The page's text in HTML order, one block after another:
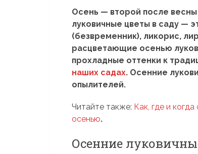
Осень — второй после
луковичные цветы в саду —
(безвременник), ликорис,
расцветающие осенью
прохладные оттенки к
наших садах. Осенние
опылителей.
Читайте также: Как, где и
осенью.
Осенние